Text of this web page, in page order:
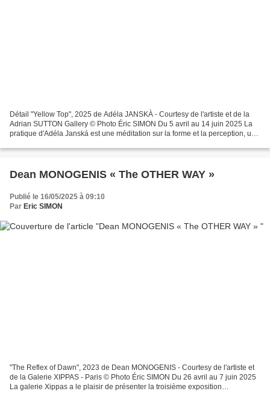
Détail "Yellow Top", 2025 de Adéla JANSKÀ - Courtesy de l'artiste et de la
Adrian SUTTON Gallery © Photo Éric SIMON Du 5 avril au 14 juin 2025 La
pratique d'Adéla Janská est une méditation sur la forme et la perception, un
Dean MONOGENIS « The OTHER WAY »
Publié le 16/05/2025 à 09:10
Par Eric SIMON
"The Reflex of Dawn", 2023 de Dean MONOGENIS - Courtesy de l'artiste et
de la Galerie XIPPAS - Paris © Photo Éric SIMON Du 26 avril au 7 juin 2025
La galerie Xippas a le plaisir de présenter la troisième exposition